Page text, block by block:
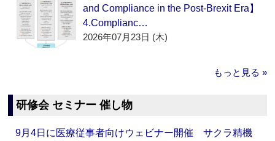
and Compliance in the Post-Brexit Era】
4.Complianc…
2026年07月23日 (木)
もっと見る »
研修会 セミナー 催し物
9月4日に医療従事者向けウェビナー開催 サクラ精機